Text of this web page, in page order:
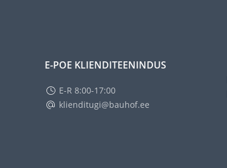
E-POE KLIENDITEENINDUS
E-R 8:00-17:00
klienditugi@bauhof.ee